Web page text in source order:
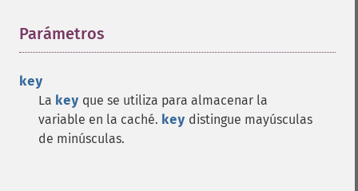
Parámetros
key
La key que se utiliza para almacenar la
variable en la caché. key distingue mayúsculas
de minúsculas.